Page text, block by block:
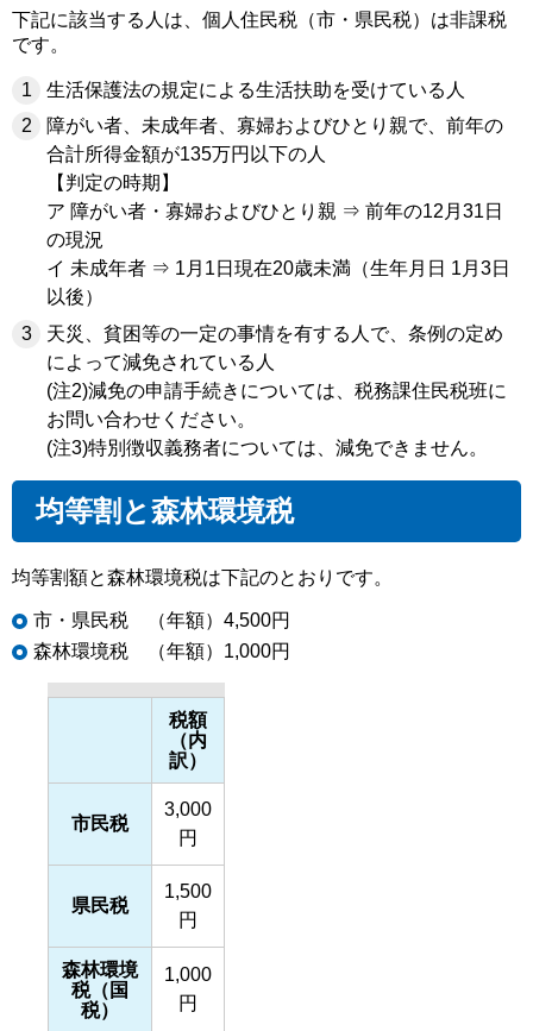
下記に該当する人は、個人住民税（市・県民税）は非課税
です。
生活保護法の規定による生活扶助を受けている人
障がい者、未成年者、寡婦およびひとり親で、前年の
合計所得金額が135万円以下の人
【判定の時期】
ア 障がい者・寡婦およびひとり親 ⇒ 前年の12月31日
の現況
イ 未成年者 ⇒ 1月1日現在20歳未満（生年月日 1月3日
以後）
天災、貧困等の一定の事情を有する人で、条例の定め
によって減免されている人
(注2)減免の申請手続きについては、税務課住民税班に
お問い合わせください。
(注3)特別徴収義務者については、減免できません。
均等割と森林環境税
均等割額と森林環境税は下記のとおりです。
市・県民税 （年額）4,500円
森林環境税 （年額）1,000円
税額
（内
訳）
市民税
3,000
円
県民税
1,500
円
森林環境
税（国
税）
1,000
円